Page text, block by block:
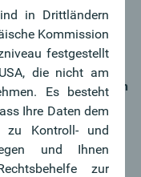
kein Rumpf-
2026
2027 in jüngere
davon fast ein
dann - im Alter von
meine
gespielt wird bis
in Drittländern
Kommission
festgestellt
die nicht am
Es besteht
Ihre Daten dem
zu Kontroll- und
und Ihnen
zur